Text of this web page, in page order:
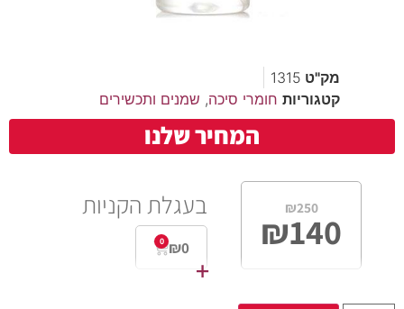
המחיר שלנו
₪250
₪140
בעגלת הקניות
₪0
0
+
מק"ט 1315
קטגוריות חומרי סיכה, שמנים ותכשירים